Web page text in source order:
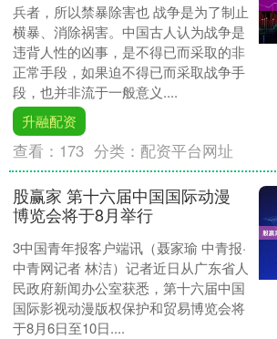
兵者，所以禁暴除害也 战争是为了制止
横暴、消除祸害。中国古人认为战争是
违背人性的凶事，是不得已而采取的非
正常手段，如果迫不得已而采取战争手
段，也并非流于一般意义....
升融配资
查看： 173 分类： 配资平台网址
股赢家 第十六届中国国际动漫
博览会将于8月举行
3中国青年报客户端讯（聂家瑜 中青报·
中青网记者 林洁）记者近日从广东省人
民政府新闻办公室获悉，第十六届中国
国际影视动漫版权保护和贸易博览会将
于8月6日至10日....